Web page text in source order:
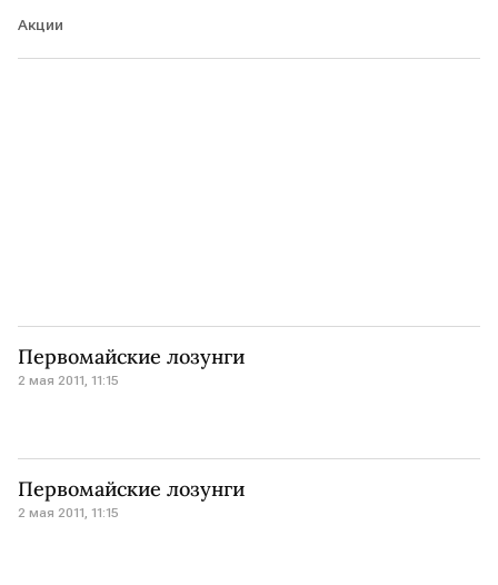
Акции
Первомайские лозунги
2 мая 2011, 11:15
Первомайские лозунги
2 мая 2011, 11:15